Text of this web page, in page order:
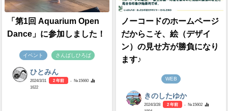
「第1回 Aquarium Open
Dance」に参加しました！
イベント さんばしひろば
ひとみん
2024/3/31 2 年前
- №15660
1622
ノーコードのホームページ
だからこそ、絵（デザイ
ン）の見せ方が勝負になり
ます♪
WEB
きのしたゆか
2024/3/28 2 年前
- №15602